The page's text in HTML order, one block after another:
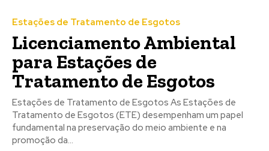
Estações de Tratamento de Esgotos
Licenciamento Ambiental
para Estações de
Tratamento de Esgotos
Estações de Tratamento de Esgotos As Estações de
Tratamento de Esgotos (ETE) desempenham um papel
fundamental na preservação do meio ambiente e na
promoção da...